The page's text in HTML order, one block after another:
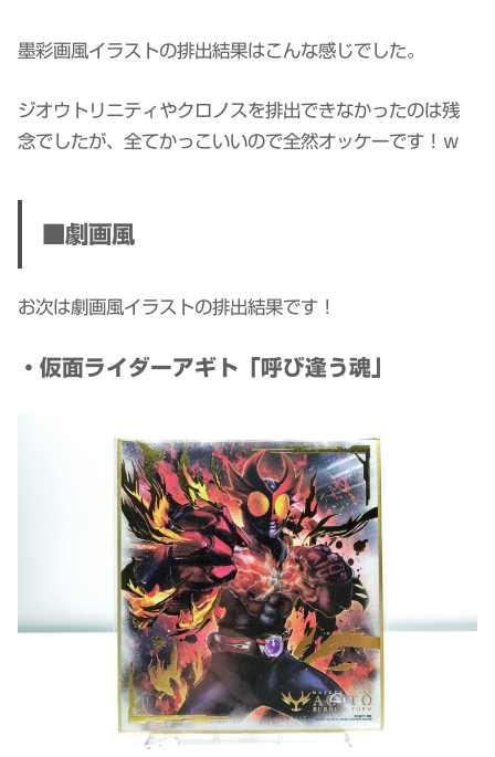
墨彩画風イラストの排出結果はこんな感じでした。
ジオウトリニティやクロノスを排出できなかったのは残
念でしたが、全てかっこいいので全然オッケーです！ｗ
■劇画風
お次は劇画風イラストの排出結果です！
・仮面ライダーアギト「呼び逢う魂」